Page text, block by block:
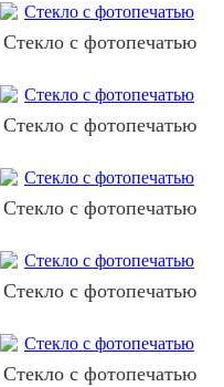
Стекло с фотопечатью
Стекло с фотопечатью
Стекло с фотопечатью
Стекло с фотопечатью
Стекло с фотопечатью